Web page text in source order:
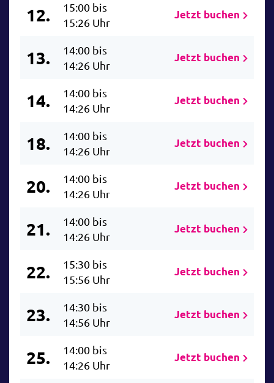
12.
15:00 bis
15:26 Uhr
Jetzt buchen
13.
14:00 bis
14:26 Uhr
Jetzt buchen
14.
14:00 bis
14:26 Uhr
Jetzt buchen
18.
14:00 bis
14:26 Uhr
Jetzt buchen
20.
14:00 bis
14:26 Uhr
Jetzt buchen
21.
14:00 bis
14:26 Uhr
Jetzt buchen
22.
15:30 bis
15:56 Uhr
Jetzt buchen
23.
14:30 bis
14:56 Uhr
Jetzt buchen
25.
14:00 bis
14:26 Uhr
Jetzt buchen